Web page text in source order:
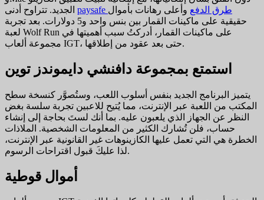
paysafe طرق الدفع وأعلى رهانات بأموال
حقيقية على ماكينات القمار بين بنس واحد و5 دولارات.
بعد تجربة
لعبة Wolf Run على ماكينات القمار، أدركتُ سبب أهميتها في
مجموعة ألعاب IGT، حتى بعد عقود من إطلاقها.
استمتع بمجموعة دافنشي دايموندز توين
يتميز البرنامج الجديد بنفس أسلوب اللعب، وستُصوَّر كنسخة سطح
المكتب من اللعبة عبر الإنترنت، مما يُتيح للاعبين تجربة سلسة بغض
النظر عن الجهاز الذي يلعبون عليه. بما أنك لستَ بحاجة إلى إنشاء
حساب، فلن تُشارك الكثير من المعلومات الشخصية. الملاذات
الخطرة هي التي تعمل عليها الكازينوهات غير القانونية عبر الإنترنت،
لذا عليكَ قبول اقتراحات الرسوم.
أموال قوطية